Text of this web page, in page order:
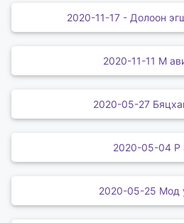
2020-11-17 - Долоон
2020-11-11 М
2020-05-27
2020-05-04 Р
2020-05-25 Мод